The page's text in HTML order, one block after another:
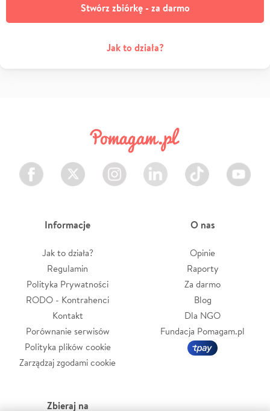
Stwórz zbiórkę - za darmo
Jak to działa?
Facebook Twitter Instagram LinkedIn TikTok Youtube
Informacje
Jak to działa?
Regulamin
Polityka Prywatności
RODO - Kontrahenci
Kontakt
Porównanie serwisów
Polityka plików cookie
Zarządzaj zgodami cookie
O nas
Opinie
Raporty
Za darmo
Blog
Dla NGO
Fundacja Pomagam.pl
Zbieraj na